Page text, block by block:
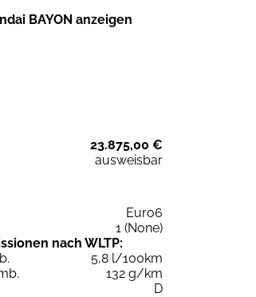
BAYON anzeigen
23.875,00 €
ausweisbar
Euro6
1 (None)
nach WLTP:
5,8 l/100km
132 g/km
D